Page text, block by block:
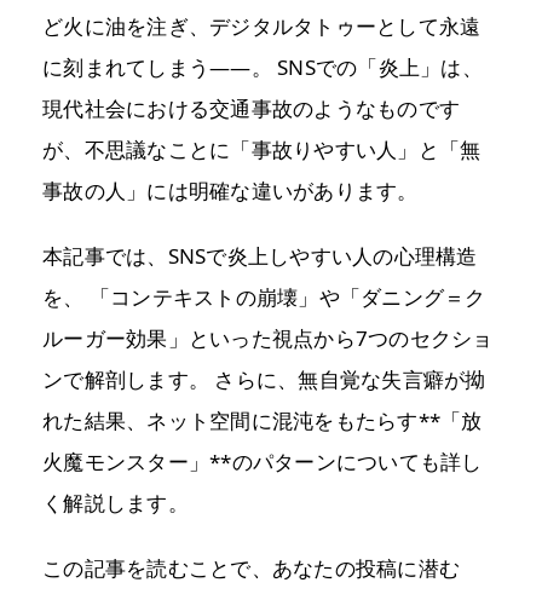
ど火に油を注ぎ、デジタルタトゥーとして永遠
に刻まれてしまう――。 SNSでの「炎上」は、
現代社会における交通事故のようなものです
が、不思議なことに「事故りやすい人」と「無
事故の人」には明確な違いがあります。
本記事では、SNSで炎上しやすい人の心理構造
を、 「コンテキストの崩壊」や「ダニング＝ク
ルーガー効果」といった視点から7つのセクショ
ンで解剖します。 さらに、無自覚な失言癖が拗
れた結果、ネット空間に混沌をもたらす**「放
火魔モンスター」**のパターンについても詳し
く解説します。
この記事を読むことで、あなたの投稿に潜む